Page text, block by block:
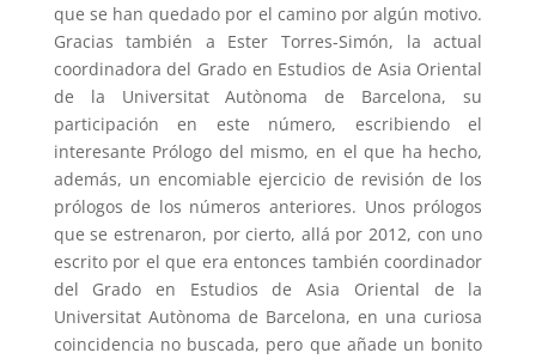
que se han quedado por el camino por algún motivo.
Gracias también a Ester Torres-Simón, la actual
coordinadora del Grado en Estudios de Asia Oriental
de la Universitat Autònoma de Barcelona, su
participación en este número, escribiendo el
interesante Prólogo del mismo, en el que ha hecho,
además, un encomiable ejercicio de revisión de los
prólogos de los números anteriores. Unos prólogos
que se estrenaron, por cierto, allá por 2012, con uno
escrito por el que era entonces también coordinador
del Grado en Estudios de Asia Oriental de la
Universitat Autònoma de Barcelona, en una curiosa
coincidencia no buscada, pero que añade un bonito